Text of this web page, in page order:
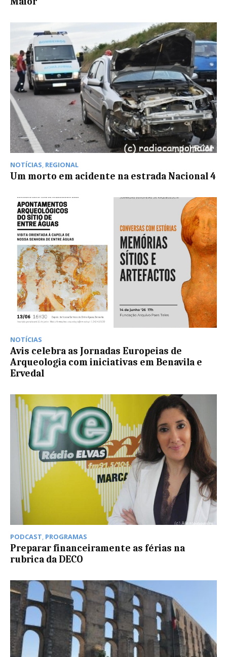
NOTÍCIAS, REGIONAL
Um morto em acidente na estrada Nacional 4
NOTÍCIAS
Avis celebra as Jornadas Europeias de
Arqueologia com iniciativas em Benavila e
Ervedal
PODCAST, PROGRAMAS
Preparar financeiramente as férias na
rubrica da DECO